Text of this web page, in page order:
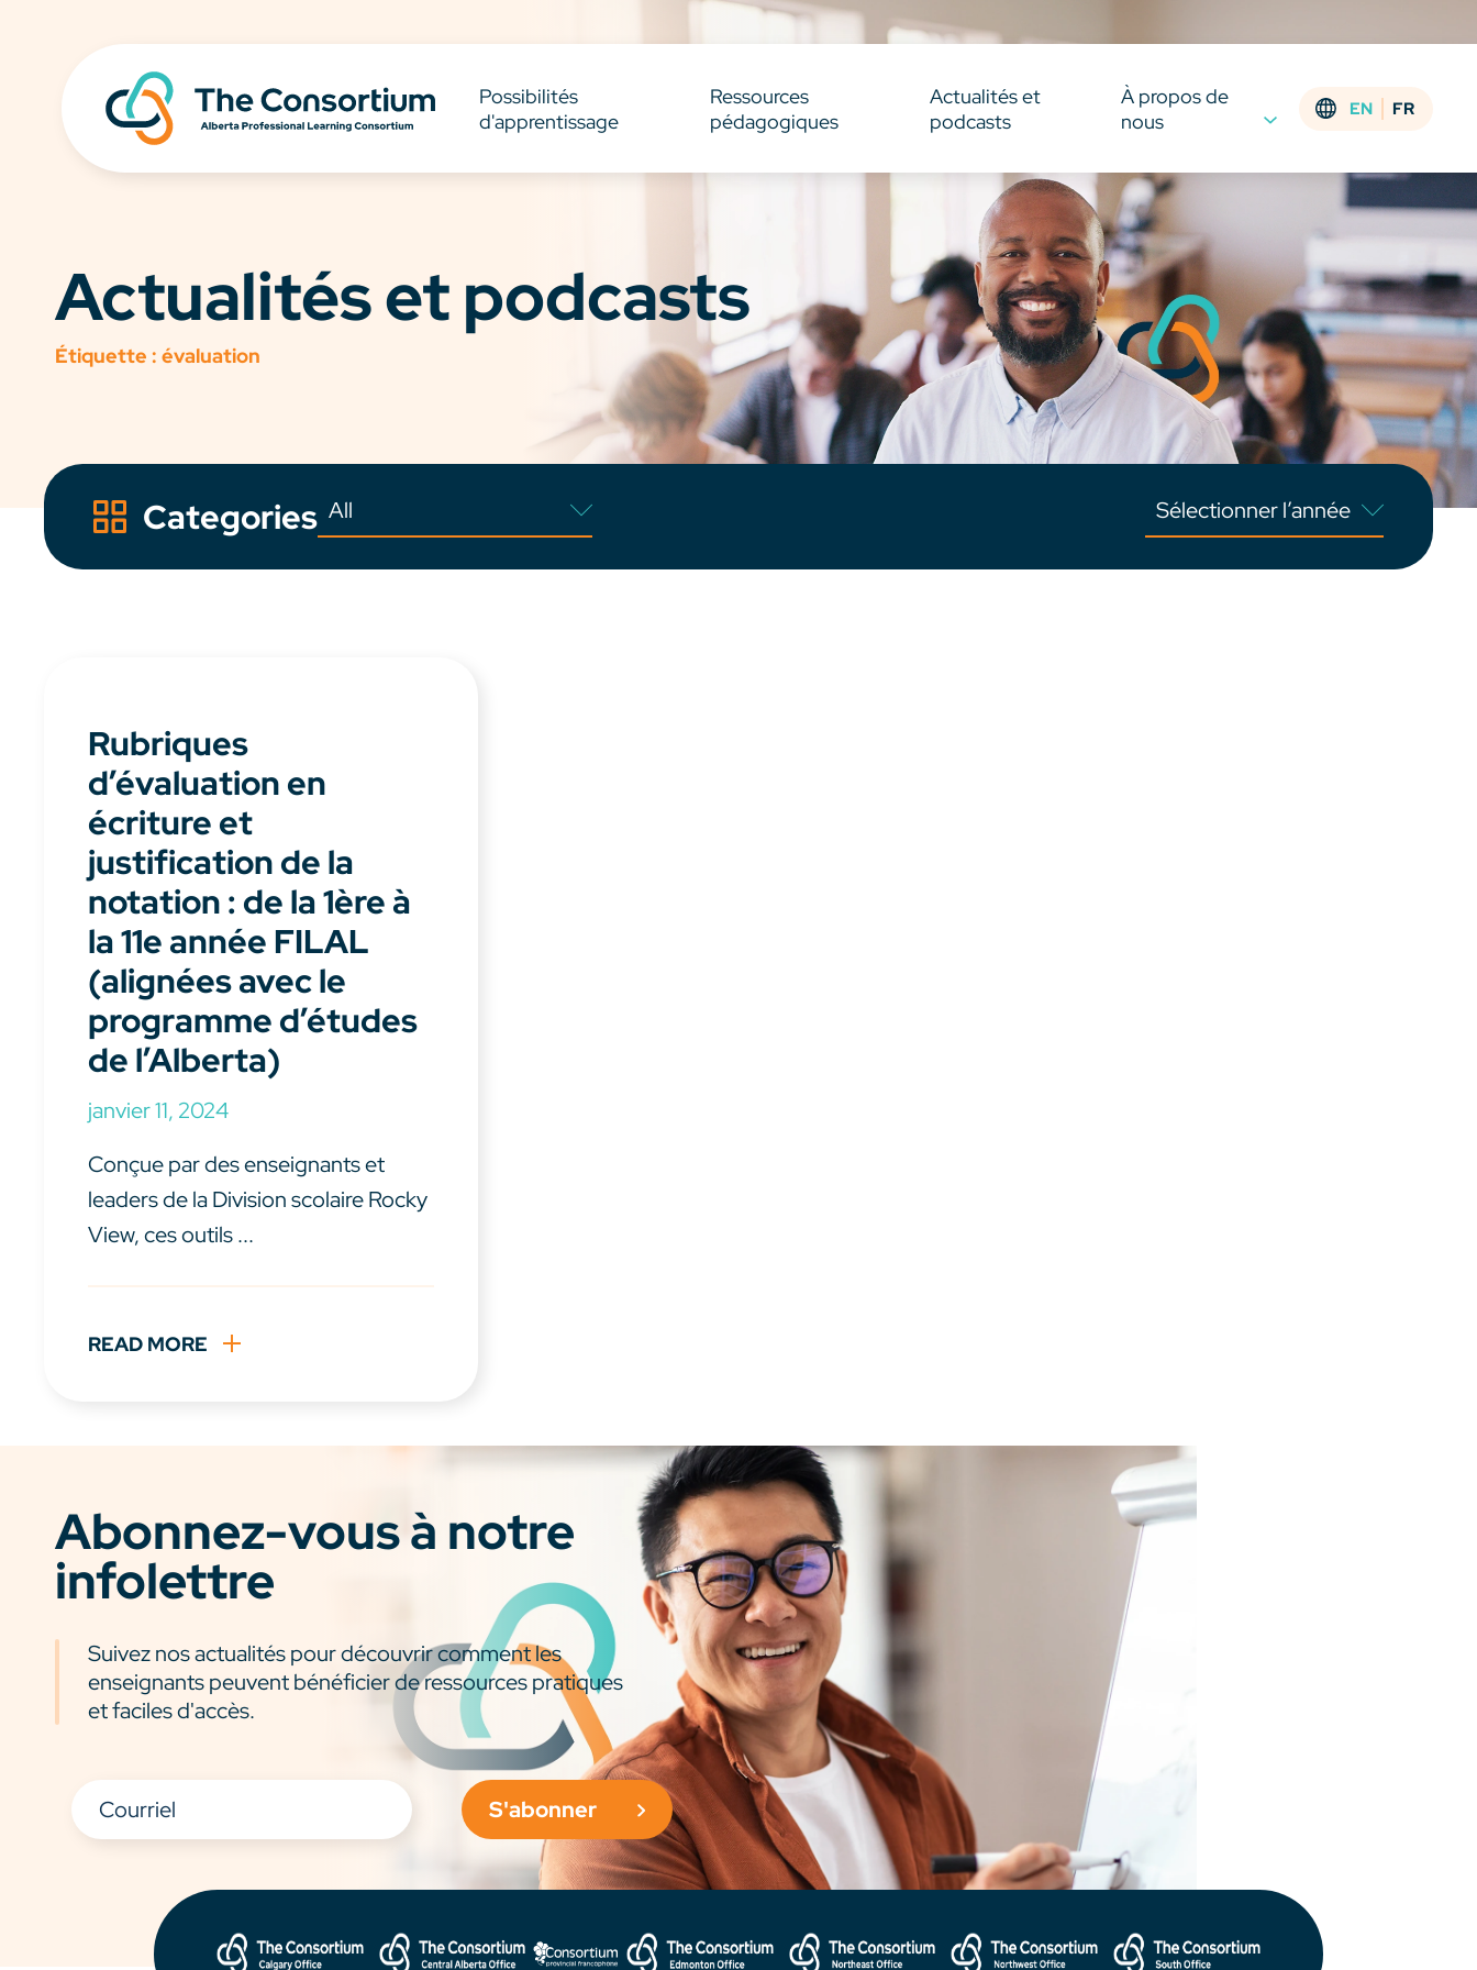
Possibilités
d'apprentissage
Ressources
pédagogiques
Actualités et
podcasts
À propos de
nous
EN FR
Actualités et podcasts
Étiquette : évaluation
Categories
Rubriques
d’évaluation en
écriture et
justification de la
notation : de la 1ère à
la 11e année FILAL
(alignées avec le
programme d’études
de l’Alberta)
janvier 11, 2024
Conçue par des enseignants et
leaders de la Division scolaire Rocky
View, ces outils ...
READ MORE
Abonnez-vous à notre
infolettre
Suivez nos actualités pour découvrir comment les
enseignants peuvent bénéficier de ressources pratiques
et faciles d'accès.
S'abonner